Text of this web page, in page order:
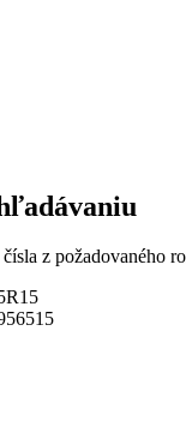
z požadovaného